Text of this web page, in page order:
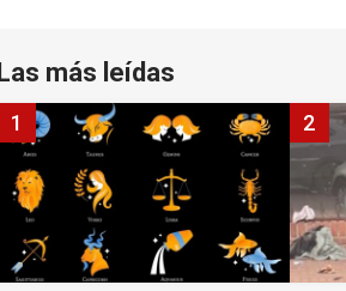
Las más leídas
1 2